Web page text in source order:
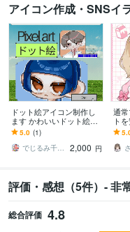
アイコン作成・SNSイ
ドット絵アイコン制作し
ます かわいいドット絵で
あなただけのSNS用アイ
コンをお作りします
5.0 (1)
でじるみ千葉我孫子
2,000 円
通
ト
っ
用
の
評価・感想（5件）- 非
総合評価 4.8